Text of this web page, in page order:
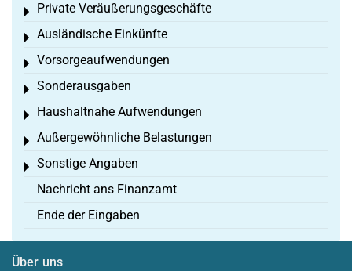
Private Veräußerungsgeschäfte
Toggle menu
Ausländische Einkünfte
Toggle menu
Vorsorgeaufwendungen
Toggle menu
Sonderausgaben
Toggle menu
Haushaltnahe Aufwendungen
Toggle menu
Außergewöhnliche Belastungen
Toggle menu
Sonstige Angaben
Toggle menu
Nachricht ans Finanzamt
Ende der Eingaben
Über uns